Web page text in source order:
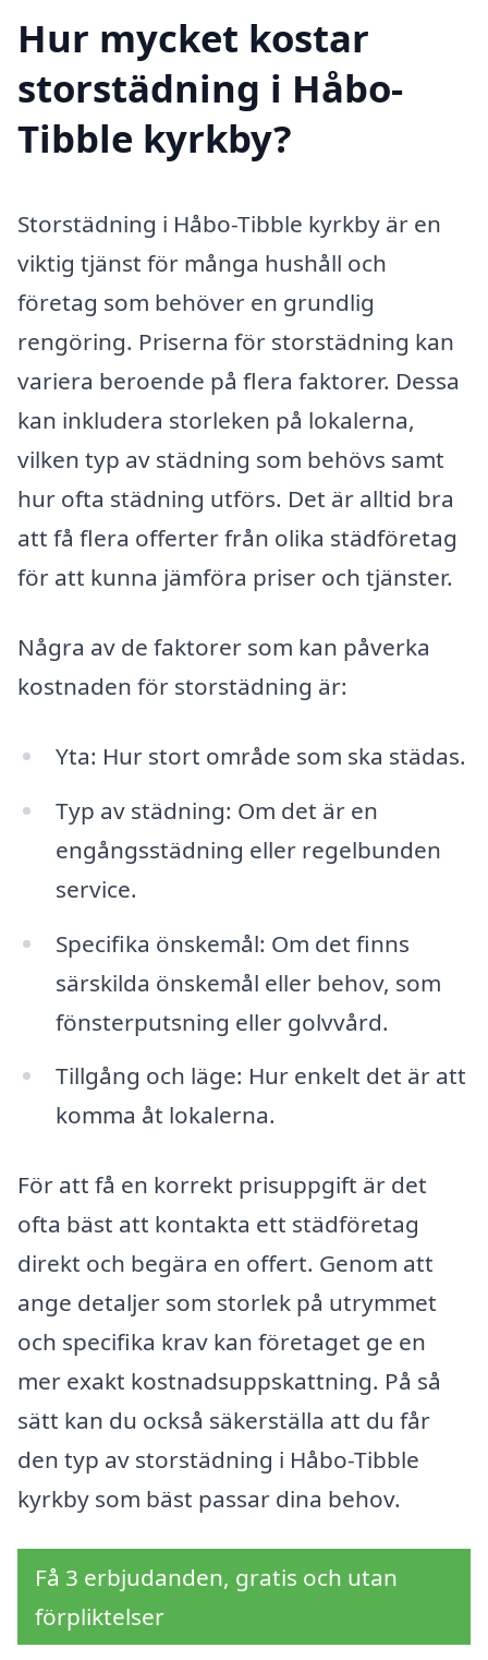
Hur mycket kostar
storstädning i Håbo-
Tibble kyrkby?
Storstädning i Håbo-Tibble kyrkby är en
viktig tjänst för många hushåll och
företag som behöver en grundlig
rengöring. Priserna för storstädning kan
variera beroende på flera faktorer. Dessa
kan inkludera storleken på lokalerna,
vilken typ av städning som behövs samt
hur ofta städning utförs. Det är alltid bra
att få flera offerter från olika städföretag
för att kunna jämföra priser och tjänster.
Några av de faktorer som kan påverka
kostnaden för storstädning är:
Yta: Hur stort område som ska städas.
Typ av städning: Om det är en
engångsstädning eller regelbunden
service.
Specifika önskemål: Om det finns
särskilda önskemål eller behov, som
fönsterputsning eller golvvård.
Tillgång och läge: Hur enkelt det är att
komma åt lokalerna.
För att få en korrekt prisuppgift är det
ofta bäst att kontakta ett städföretag
direkt och begära en offert. Genom att
ange detaljer som storlek på utrymmet
och specifika krav kan företaget ge en
mer exakt kostnadsuppskattning. På så
sätt kan du också säkerställa att du får
den typ av storstädning i Håbo-Tibble
kyrkby som bäst passar dina behov.
Få 3 erbjudanden, gratis och utan
förpliktelser